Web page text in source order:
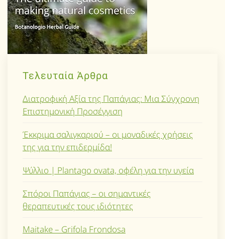
Τελευταία Άρθρα
Διατροφική Αξία της Παπάγιας: Μια Σύγχρονη
Επιστημονική Προσέγγιση
Έκκριμα σαλιγκαριού – οι μοναδικές χρήσεις
της για την επιδερμίδα!
Ψύλλιο | Plantago ovata, οφέλη για την υγεία
Σπόροι Παπάγιας – οι σημαντικές
θεραπευτικές τους ιδιότητες
Maitake – Grifola Frondosa